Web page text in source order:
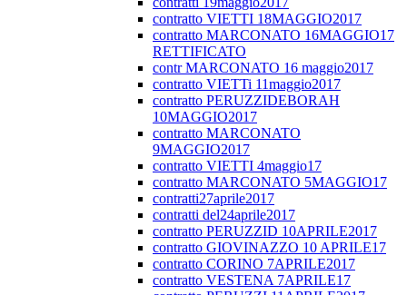
contratto VIETTI 18MAGGIO2017
contratto MARCONATO 16MAGGIO17
RETTIFICATO
contr MARCONATO 16 maggio2017
contratto VIETTi 11maggio2017
contratto PERUZZIDEBORAH
10MAGGIO2017
contratto MARCONATO
9MAGGIO2017
contratto VIETTI 4maggio17
contratto MARCONATO 5MAGGIO17
contratti27aprile2017
contratti del24aprile2017
contratto PERUZZID 10APRILE2017
contratto GIOVINAZZO 10 APRILE17
contratto CORINO 7APRILE2017
contratto VESTENA 7APRILE17